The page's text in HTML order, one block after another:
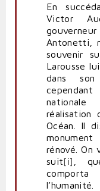
En
Victor
Antonetti,
souvenir
Larousse
dans
réalisation
Océan. Il
rénové. On
suit[i]
,
l’humanité.